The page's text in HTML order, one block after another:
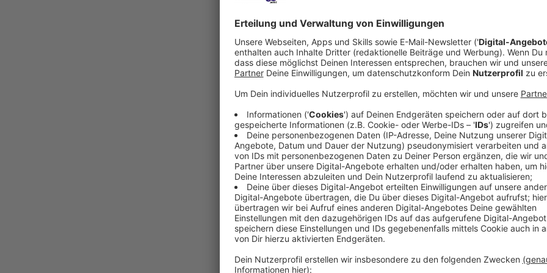
Comedy
Der Kitchen Club by Nelson
Kaninchenkeule"
Das Rezept: "Gefüllte Kaninchenkeule"
Anzeige
Zutaten für die Kaninchenkeulen mit Backpflaumen:
4 Kaninchenkeulen hohl ausgelöst
2cl Armagnac